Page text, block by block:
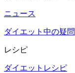
ニュース
ダイエット中の疑問
レシピ
ダイエットレシピ